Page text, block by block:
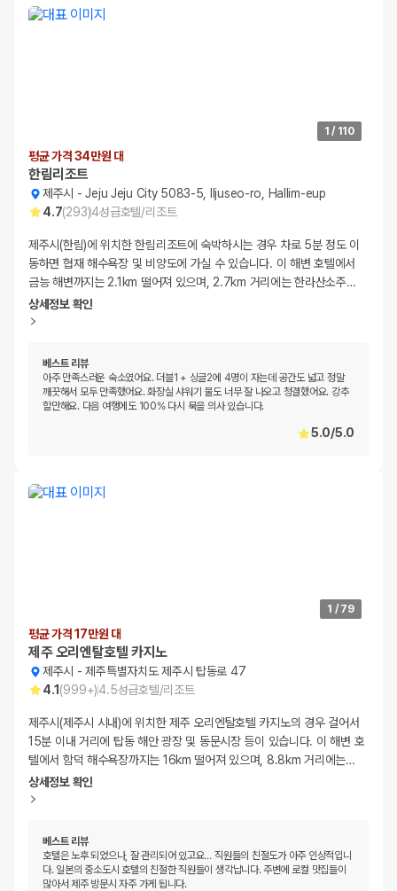
1 / 110
평균 가격 34만원 대
한림리조트
제주시 -Jeju Jeju City 5083-5, Iljuseo-ro, Hallim-eup
4.7(293)4성급호텔/리조트
제주시(한림)에 위치한 한림리조트에 숙박하시는 경우 차로 5분 정도 이
동하면 협재 해수욕장 및 비양도에 가실 수 있습니다. 이 해변 호텔에서
금능 해변까지는 2.1km 떨어져 있으며, 2.7km 거리에는 한라산소주…
상세정보 확인
베스트 리뷰
아주 만족스러운 숙소였어요. 더블1 + 싱글2에 4명이 자는데 공간도 넓고 정말
깨끗해서 모두 만족했어요. 화장실 샤워기 물도 너무 잘 나오고 청결했어요. 강추
할만해요. 다음 여행에도 100% 다시 묵을 의사 있습니다.
5.0/5.0
1 / 79
평균 가격 17만원 대
제주 오리엔탈호텔 카지노
제주시 -제주특별자치도 제주시 탑동로 47
4.1 (999+)4.5성급호텔/리조트
제주시(제주시 시내)에 위치한 제주 오리엔탈호텔 카지노의 경우 걸어서
15분 이내 거리에 탑동 해안 광장 및 동문시장 등이 있습니다. 이 해변 호
텔에서 함덕 해수욕장까지는 16km 떨어져 있으며, 8.8km 거리에는…
상세정보 확인
베스트 리뷰
호텔은 노후 되었으나, 잘 관리되어 있고요… 직원들의 친절도가 아주 인상적입니
다. 일본의 중소도시 호텔의 친절한 직원들이 생각납니다. 주변에 로컬 맛집들이
많아서 제주 방문시 자주 가게 됩니다.